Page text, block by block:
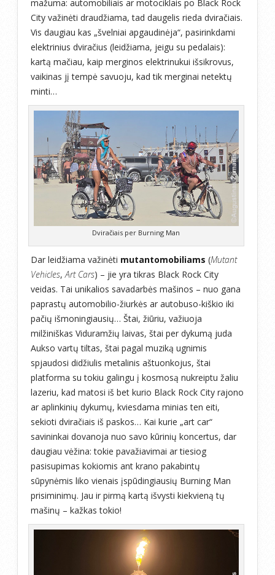
mažuma: automobiliais ar motociklais po Black Rock
City važinėti draudžiama, tad daugelis rieda dviračiais.
Vis daugiau kas „švelniai apgaudinėja“, pasirinkdami
elektrinius dviračius (leidžiama, jeigu su pedalais):
kartą mačiau, kaip merginos elektrinukui išsikrovus,
vaikinas jį tempė savuoju, kad tik merginai netektų
minti…
Dviračiais per Burning Man
Dar leidžiama važinėti mutantomobiliams (Mutant
Vehicles,Art Cars) – jie yra tikras Black Rock City
veidas. Tai unikalios savadarbės mašinos – nuo gana
paprastų automobilio-žiurkės ar autobuso-kiškio iki
pačių išmoningiausių… Štai, žiūriu, važiuoja
milžiniškas Viduramžių laivas, štai per dykumą juda
Aukso vartų tiltas, štai pagal muziką ugnimis
spjaudosi didžiulis metalinis aštuonkojus, štai
platforma su tokiu galingu į kosmosą nukreiptu žaliu
lazeriu, kad matosi iš bet kurio Black Rock City rajono
ar aplinkinių dykumų, kviesdama minias ten eiti,
sekioti dviračiais iš paskos… Kai kurie „art car“
savininkai dovanoja nuo savo kūrinių koncertus, dar
daugiau vėžina: tokie pavažiavimai ar tiesiog
pasisupimas kokiomis ant krano pakabintų
sūpynėmis liko vienais įspūdingiausių Burning Man
prisiminimų. Jau ir pirmą kartą išvysti kiekvieną tų
mašinų – kažkas tokio!